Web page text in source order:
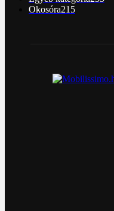
Okosóra215